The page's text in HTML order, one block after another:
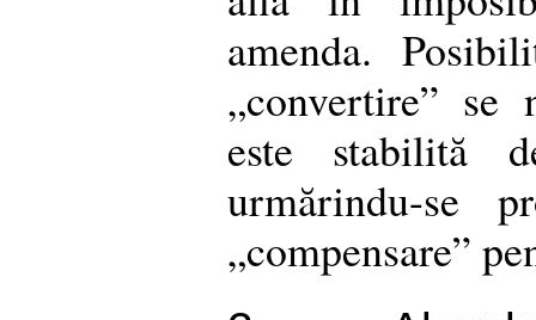
amenda.
„convertire” se
este stabilită
urmărindu-se
„compensare”